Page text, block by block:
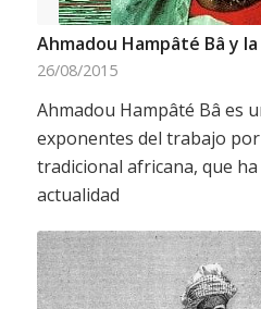
Ahmadou Hampâté Bâ y
26/08/2015
Ahmadou Hampâté Bâ es
exponentes del trabajo
tradicional africana, que
actualidad